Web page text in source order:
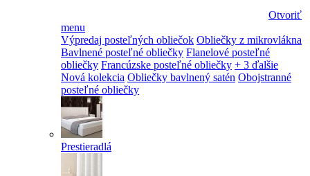
Otvoriť
menu
Výpredaj posteľných obliečok Obliečky z mikrovlákna
Bavlnené posteľné obliečky Flanelové posteľné
obliečky Francúzske posteľné obliečky + 3 ďalšie
Nová kolekcia Obliečky bavlnený satén Obojstranné
posteľné obliečky
Prestieradlá